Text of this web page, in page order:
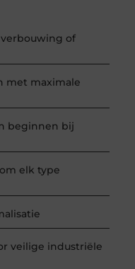
of
met maximale
beginnen bij
elk type
veilige industriële